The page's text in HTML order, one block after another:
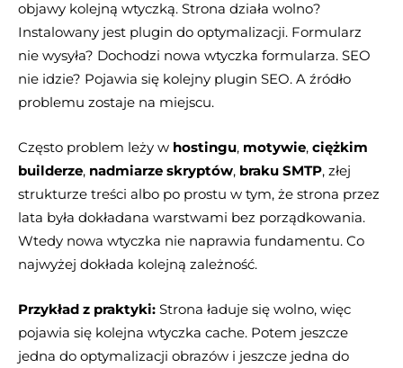
objawy kolejną wtyczką. Strona działa wolno?
Instalowany jest plugin do optymalizacji. Formularz
nie wysyła? Dochodzi nowa wtyczka formularza. SEO
nie idzie? Pojawia się kolejny plugin SEO. A źródło
problemu zostaje na miejscu.
Często problem leży w hostingu, motywie, ciężkim
builderze, nadmiarze skryptów, braku SMTP, złej
strukturze treści albo po prostu w tym, że strona przez
lata była dokładana warstwami bez porządkowania.
Wtedy nowa wtyczka nie naprawia fundamentu. Co
najwyżej dokłada kolejną zależność.
Przykład z praktyki: Strona ładuje się wolno, więc
pojawia się kolejna wtyczka cache. Potem jeszcze
jedna do optymalizacji obrazów i jeszcze jedna do